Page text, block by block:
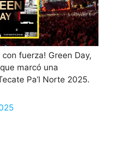
fuerza! Green Day,
marcó una
Pa’l Norte 2025.